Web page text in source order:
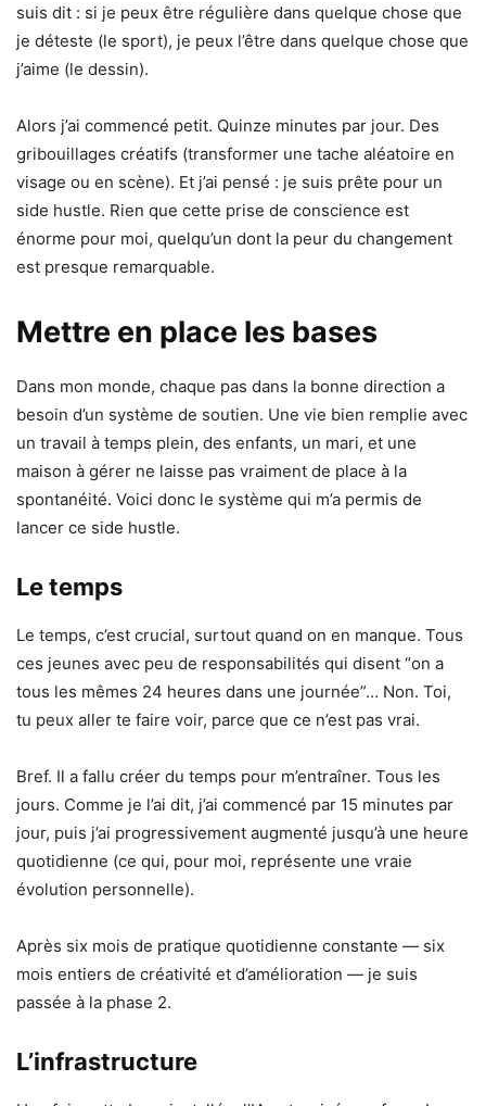
suis dit : si je peux être régulière dans quelque chose que
je déteste (le sport), je peux l’être dans quelque chose que
j’aime (le dessin).
Alors j’ai commencé petit. Quinze minutes par jour. Des
gribouillages créatifs (transformer une tache aléatoire en
visage ou en scène). Et j’ai pensé : je suis prête pour un
side hustle. Rien que cette prise de conscience est
énorme pour moi, quelqu’un dont la peur du changement
est presque remarquable.
Mettre en place les bases
Dans mon monde, chaque pas dans la bonne direction a
besoin d’un système de soutien. Une vie bien remplie avec
un travail à temps plein, des enfants, un mari, et une
maison à gérer ne laisse pas vraiment de place à la
spontanéité. Voici donc le système qui m’a permis de
lancer ce side hustle.
Le temps
Le temps, c’est crucial, surtout quand on en manque. Tous
ces jeunes avec peu de responsabilités qui disent “on a
tous les mêmes 24 heures dans une journée”… Non. Toi,
tu peux aller te faire voir, parce que ce n’est pas vrai.
Bref. Il a fallu créer du temps pour m’entraîner. Tous les
jours. Comme je l’ai dit, j’ai commencé par 15 minutes par
jour, puis j’ai progressivement augmenté jusqu’à une heure
quotidienne (ce qui, pour moi, représente une vraie
évolution personnelle).
Après six mois de pratique quotidienne constante — six
mois entiers de créativité et d’amélioration — je suis
passée à la phase 2.
L’infrastructure